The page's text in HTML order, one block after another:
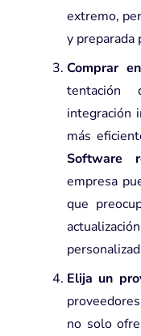
extremo,
y preparada
Comprar
tentación
integración
más
Software
empresa
que
Elija un
no solo